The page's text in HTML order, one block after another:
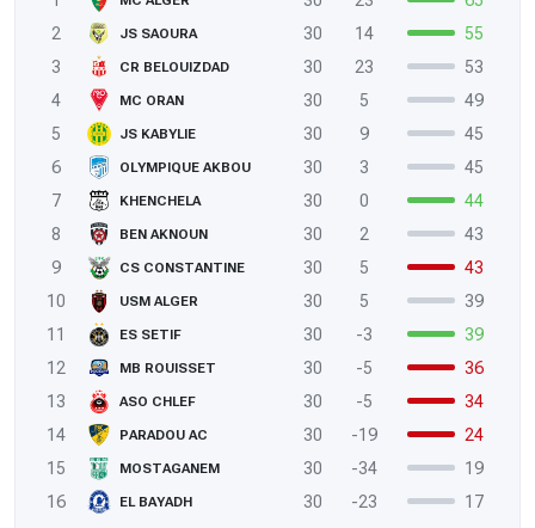
2
JS SAOURA 30 14
55
3
CR BELOUIZDAD 30 23
53
4
MC ORAN 30 5
49
5
JS KABYLIE 30 9
45
6
OLYMPIQUE AKBOU 30 3
45
7
KHENCHELA 30 0
44
8
BEN AKNOUN 30 2
43
9
CS CONSTANTINE 30 5
43
10
USM ALGER 30 5
39
11
ES SETIF 30 -3
39
12
MB ROUISSET 30 -5
36
13
ASO CHLEF 30 -5
34
14
PARADOU AC 30 -19
24
15
MOSTAGANEM 30 -34
19
16
EL BAYADH 30 -23 17